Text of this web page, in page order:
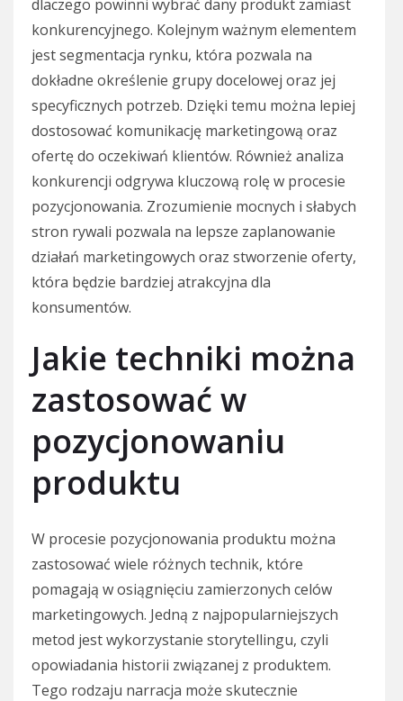
dlaczego powinni wybrać dany produkt zamiast
konkurencyjnego. Kolejnym ważnym elementem
jest segmentacja rynku, która pozwala na
dokładne określenie grupy docelowej oraz jej
specyficznych potrzeb. Dzięki temu można lepiej
dostosować komunikację marketingową oraz
ofertę do oczekiwań klientów. Również analiza
konkurencji odgrywa kluczową rolę w procesie
pozycjonowania. Zrozumienie mocnych i słabych
stron rywali pozwala na lepsze zaplanowanie
działań marketingowych oraz stworzenie oferty,
która będzie bardziej atrakcyjna dla
konsumentów.
Jakie techniki można
zastosować w
pozycjonowaniu
produktu
W procesie pozycjonowania produktu można
zastosować wiele różnych technik, które
pomagają w osiągnięciu zamierzonych celów
marketingowych. Jedną z najpopularniejszych
metod jest wykorzystanie storytellingu, czyli
opowiadania historii związanej z produktem.
Tego rodzaju narracja może skutecznie